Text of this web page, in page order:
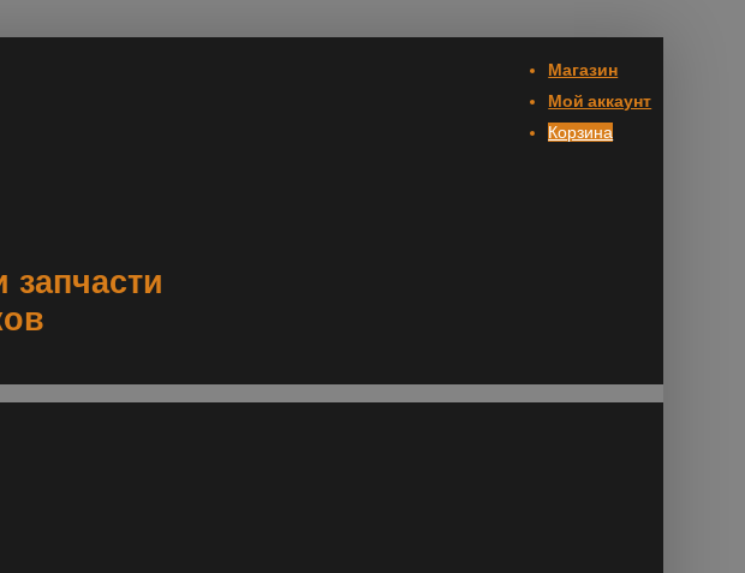
Магазин
Мой аккаунт
Корзина